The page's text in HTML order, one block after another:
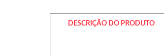
DESCRIÇÃO DO PRODUTO